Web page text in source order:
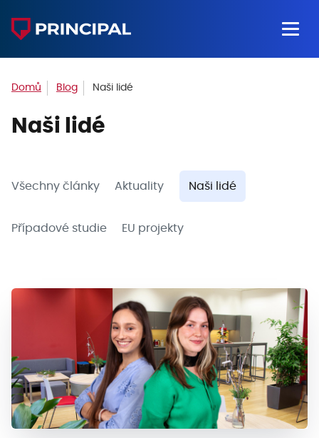
Domů Blog Naši lidé
Naši lidé
Všechny články Aktuality Naši lidé
Případové studie EU projekty